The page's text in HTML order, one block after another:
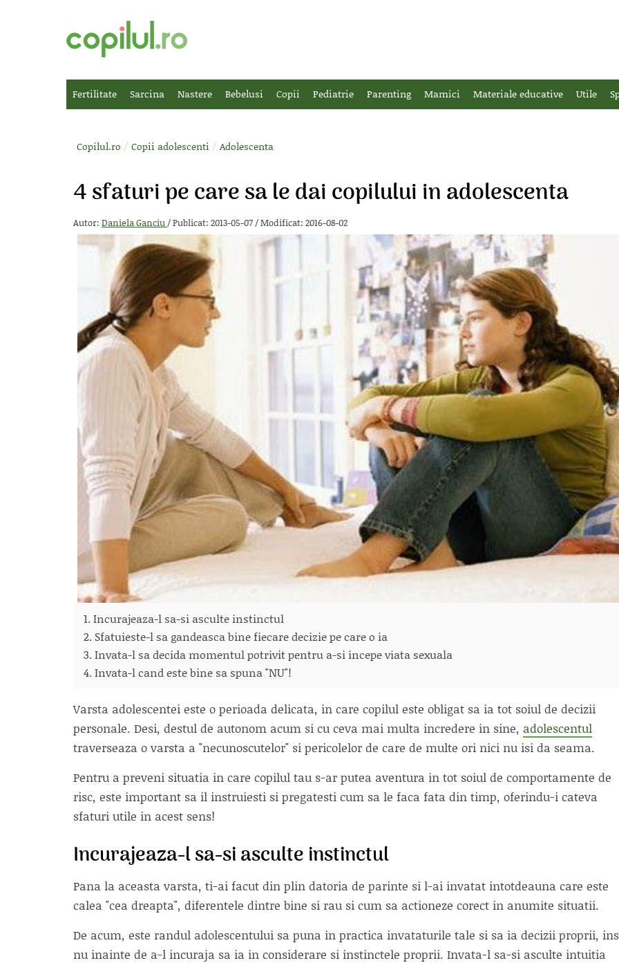
Fertilitate Sarcina Nastere Bebelusi Copii Pediatrie Parenting Mamici Materiale educative Utile
Copilul.ro / Copii adolescenti / Adolescenta
4 sfaturi pe care sa le dai copilului in adolescenta
Autor: Daniela Ganciu/Publicat: 2013-05-07/Modificat: 2016-08-02
1. Incurajeaza-l sa-si asculte instinctul
2. Sfatuieste-l sa gandeasca bine fiecare decizie pe care o ia
3. Invata-l sa decida momentul potrivit pentru a-si incepe viata sexuala
4. Invata-l cand este bine sa spuna "NU"!
Varsta adolescentei este o perioada delicata, in care copilul este obligat sa ia tot soiul de decizii
personale. Desi, destul de autonom acum si cu ceva mai multa incredere in sine, adolescentul
traverseaza o varsta a "necunoscutelor" si pericolelor de care de multe ori nici nu isi da seama.
Pentru a preveni situatia in care copilul tau s-ar putea aventura in tot soiul de comportamente de
risc, este important sa il instruiesti si pregatesti cum sa le faca fata din timp, oferindu-i cateva
sfaturi utile in acest sens!
Incurajeaza-l sa-si asculte instinctul
Pana la aceasta varsta, ti-ai facut din plin datoria de parinte si l-ai invatat intotdeauna care este
calea "cea dreapta", diferentele dintre bine si rau si cum sa actioneze corect in anumite situatii.
De acum, este randul adolescentului sa puna in practica invataturile tale si sa ia decizii proprii,
nu inainte de a-l incuraja sa ia in considerare si instinctele proprii. Invata-l sa-si asculte intuitia